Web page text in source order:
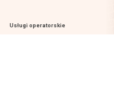
Usługi operatorskie